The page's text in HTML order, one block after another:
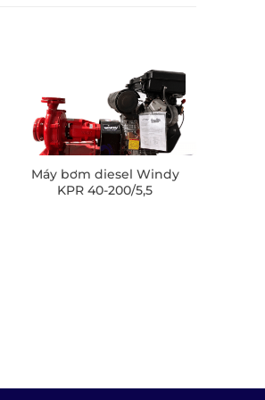
Máy bơm diesel Windy
KPR 40-200/5,5